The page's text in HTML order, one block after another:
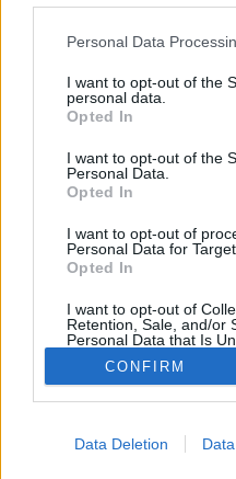
Please note that this
not limited to your visit or
grant or deny consent to
use your data for below
consent section.
Personal Data
I want to opt-out of the
personal data.
Opted In
I want to opt-out of the
Personal Data.
Opted In
I want to opt-out of
Personal Data for
Opted In
I want to opt-out of
Retention, Sale, and/or
Personal Data that Is
Purposes for which it
Opted Out
CONFIRM
Data Deletion